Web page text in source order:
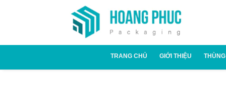
TRANG CHỦ GIỚI THIỆU